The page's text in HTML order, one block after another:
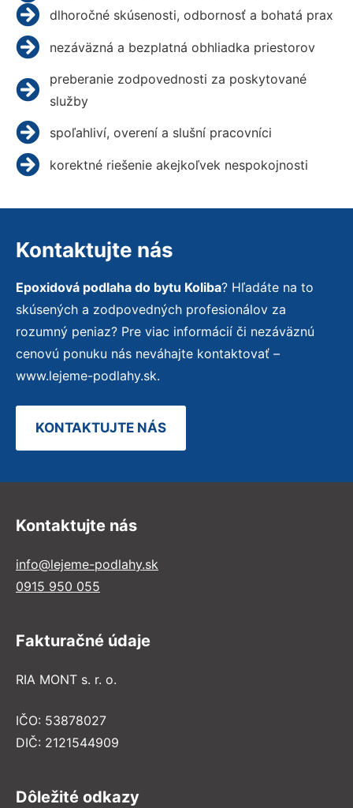
dlhoročné skúsenosti, odbornosť a bohatá prax
nezáväzná a bezplatná obhliadka priestorov
preberanie zodpovednosti za poskytované
služby
spoľahliví, overení a slušní pracovníci
korektné riešenie akejkoľvek nespokojnosti
Kontaktujte nás
Epoxidová podlaha do bytu Koliba? Hľadáte na to
skúsených a zodpovedných profesionálov za
rozumný peniaz? Pre viac informácií či nezáväznú
cenovú ponuku nás neváhajte kontaktovať –
www.lejeme-podlahy.sk.
KONTAKTUJTE NÁS
Kontaktujte nás
info@lejeme-podlahy.sk
0915 950 055
Fakturačné údaje
RIA MONT s. r. o.
IČO: 53878027
DIČ: 2121544909
Dôležité odkazy